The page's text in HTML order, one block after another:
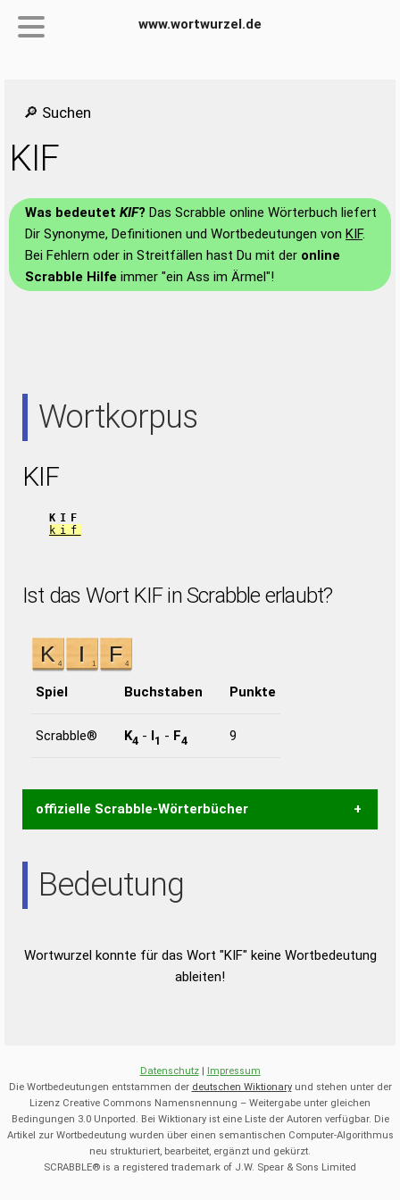
www.wortwurzel.de
🔎 Suchen
KIF
Was bedeutet KIF? Das Scrabble online Wörterbuch liefert
Dir Synonyme, Definitionen und Wortbedeutungen von KIF.
Bei Fehlern oder in Streitfällen hast Du mit der online
Scrabble Hilfe immer "ein Ass im Ärmel"!
Wortkorpus
KIF
KIF
kif
Ist das Wort KIF in Scrabble erlaubt?
Spiel Buchstaben Punkte
Scrabble® K4 - I1 - F4 9
offizielle Scrabble-Wörterbücher
Wortanalyse-Algorithmus gute Anhaltspunkte zu
Wortbedeutung, Worttrennung und Wortform, um die
Wörterbücher sind:
Duden – Die deutsche Grammatik
Duden – Deutsches
Universalwörterbuch
Bedeutung
Wortwurzel konnte für das Wort "KIF" keine Wortbedeutung
ableiten!
Datenschutz| Impressum
Die Wortbedeutungen entstammen der deutschen Wiktionaryund stehen unter der
Lizenz Creative Commons Namensnennung – Weitergabe unter gleichen
Bedingungen 3.0 Unported. Bei Wiktionary ist eine Liste der Autoren verfügbar. Die
Artikel zur Wortbedeutung wurden über einen semantischen Computer-Algorithmus
neu strukturiert, bearbeitet, ergänzt und gekürzt.
SCRABBLE® is a registered trademark of J.W. Spear & Sons Limited